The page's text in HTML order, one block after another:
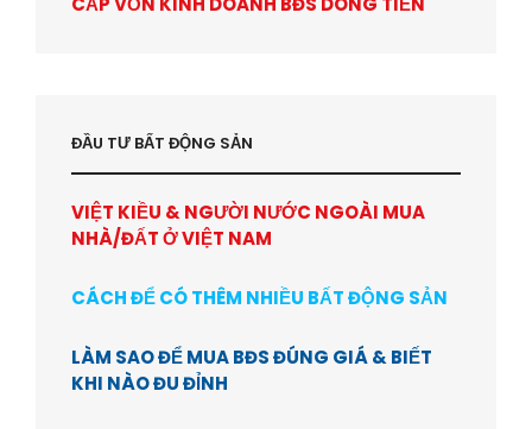
ĐẦU TƯ BẤT ĐỘNG SẢN
VIỆT KIỀU & NGƯỜI NƯỚC NGOÀI MUA
NHÀ/ĐẤT Ở VIỆT NAM
CÁCH ĐỂ CÓ THÊM NHIỀU BẤT ĐỘNG SẢN
LÀM SAO ĐỂ MUA BĐS ĐÚNG GIÁ & BIẾT
KHI NÀO ĐU ĐỈNH